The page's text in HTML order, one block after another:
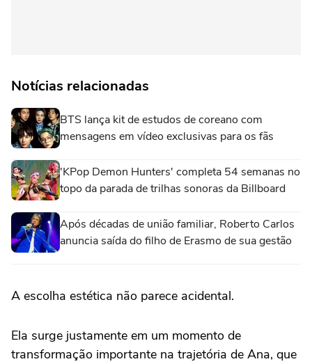
Notícias relacionadas
BTS lança kit de estudos de coreano com
mensagens em vídeo exclusivas para os fãs
'KPop Demon Hunters' completa 54 semanas no
topo da parada de trilhas sonoras da Billboard
Após décadas de união familiar, Roberto Carlos
anuncia saída do filho de Erasmo de sua gestão
A escolha estética não parece acidental.
Ela surge justamente em um momento de
transformação importante na trajetória de Ana, que